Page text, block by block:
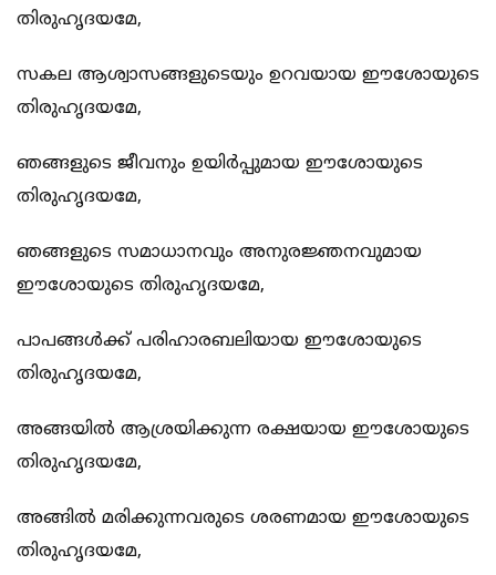
തിരുഹൃദയമേ,
സകല ആശ്വാസങ്ങളുടെയും ഉറവയായ ഈശോയുടെ
തിരുഹൃദയമേ,
ഞങ്ങളുടെ ജീവനും ഉയിര്‍പ്പുമായ ഈശോയുടെ
തിരുഹൃദയമേ,
ഞങ്ങളുടെ സമാധാനവും അനുരജ്ഞനവുമായ
ഈശോയുടെ തിരുഹൃദയമേ,
പാപങ്ങള്‍ക്ക് പരിഹാരബലിയായ ഈശോയുടെ
തിരുഹൃദയമേ,
അങ്ങയില്‍ ആശ്രയിക്കുന്ന രക്ഷയായ ഈശോയുടെ
തിരുഹൃദയമേ,
അങ്ങില്‍ മരിക്കുന്നവരുടെ ശരണമായ ഈശോയുടെ
തിരുഹൃദയമേ,